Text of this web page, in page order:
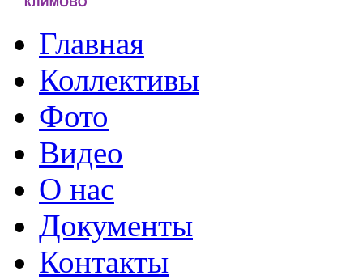
Главная
Коллективы
Фото
Видео
О нас
Документы
Контакты